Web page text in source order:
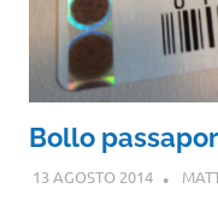
Bollo
13 AGOSTO 2014